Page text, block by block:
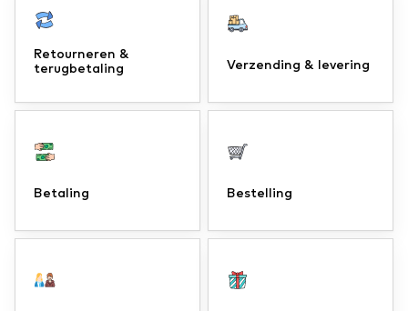
Retourneren &
terugbetaling
Verzending & levering
Betaling Bestelling